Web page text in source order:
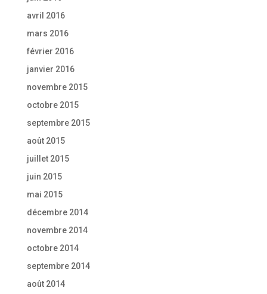
avril 2016
mars 2016
février 2016
janvier 2016
novembre 2015
octobre 2015
septembre 2015
août 2015
juillet 2015
juin 2015
mai 2015
décembre 2014
novembre 2014
octobre 2014
septembre 2014
août 2014